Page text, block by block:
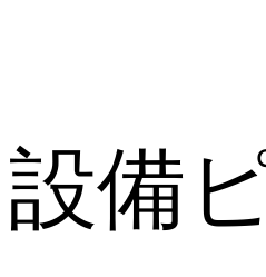
設備